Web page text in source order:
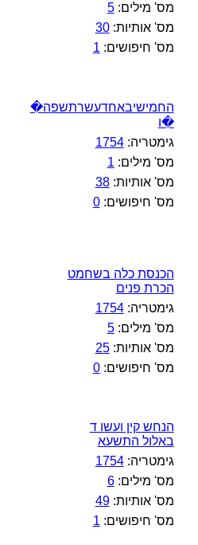
מס' מילים:5
מס' אותיות:30
מס' חיפושים: 1
החמישיבאחדעשרתשפה�
�ו
גימטריה:1754
מס' מילים: 1
מס' אותיות:38
מס' חיפושים:0
הכנסת כלה בשחמט
הכרת פנים
גימטריה:1754
מס' מילים:5
מס' אותיות:25
מס' חיפושים:0
הנחש קין ועשו ד
באלול התשעא
גימטריה:1754
מס' מילים:6
מס' אותיות:49
מס' חיפושים: 1